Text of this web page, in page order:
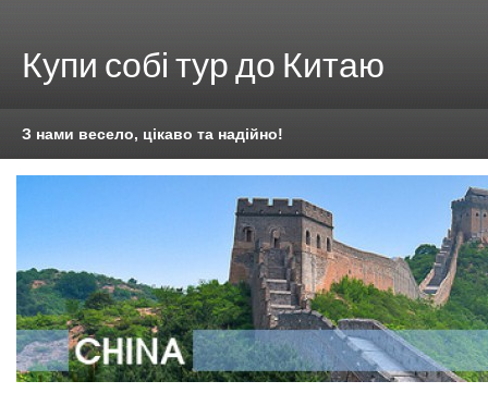
Купи собі тур до Китаю
З нами весело, цікаво та надійно!